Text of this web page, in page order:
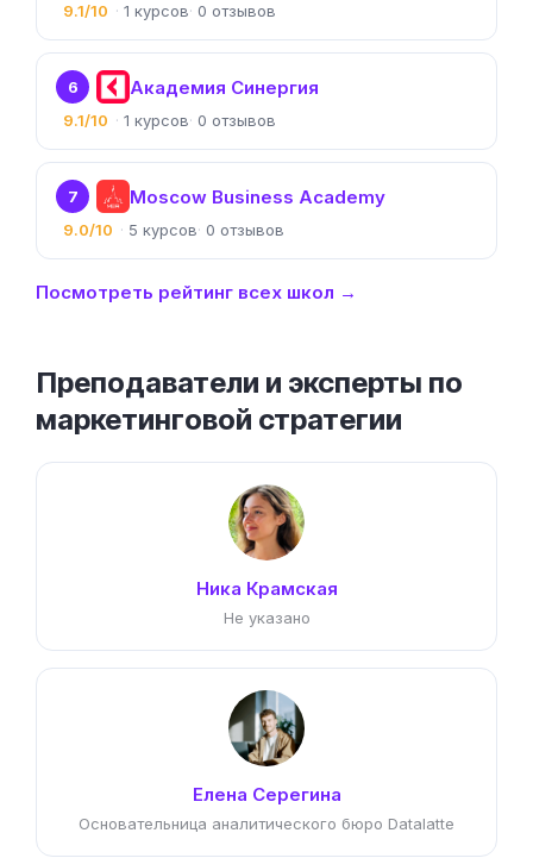
9.1/10 1 0
6 Академия Синергия
9.1/10 1 0
7 Moscow Business Academy
9.0/10 5 0
Посмотреть рейтинг всех школ →
Преподаватели и эксперты по
маркетинговой стратегии
Ника Крамская
Не указано
Елена Серегина
Основательница аналитического бюро Datalatte